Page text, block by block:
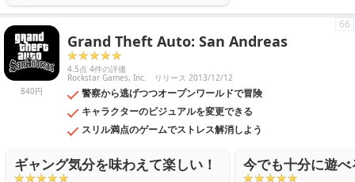
840円
Grand Theft Auto: San Andreas
4.5点 4件の評価
Rockstar Games, Inc. リリース 2013/12/12
警察から逃げつつオープンワールドで冒険
キャラクターのビジュアルを変更できる
スリル満点のゲームでストレス解消しよう
66
ギャング気分を味わえて楽しい！ 今でも十分に遊